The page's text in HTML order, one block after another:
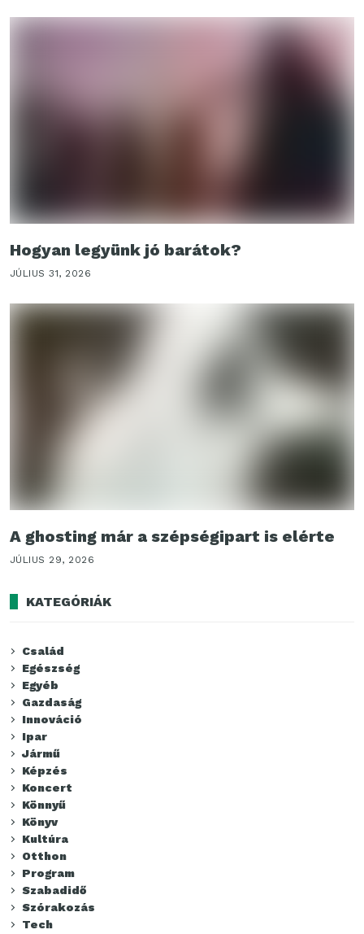
Hogyan legyünk jó barátok?
JÚLIUS 31, 2026
A ghosting már a szépségipart is elérte
JÚLIUS 29, 2026
KATEGÓRIÁK
Család
Egészség
Egyéb
Gazdaság
Innováció
Ipar
Jármű
Képzés
Koncert
Könnyű
Könyv
Kultúra
Otthon
Program
Szabadidő
Szórakozás
Tech